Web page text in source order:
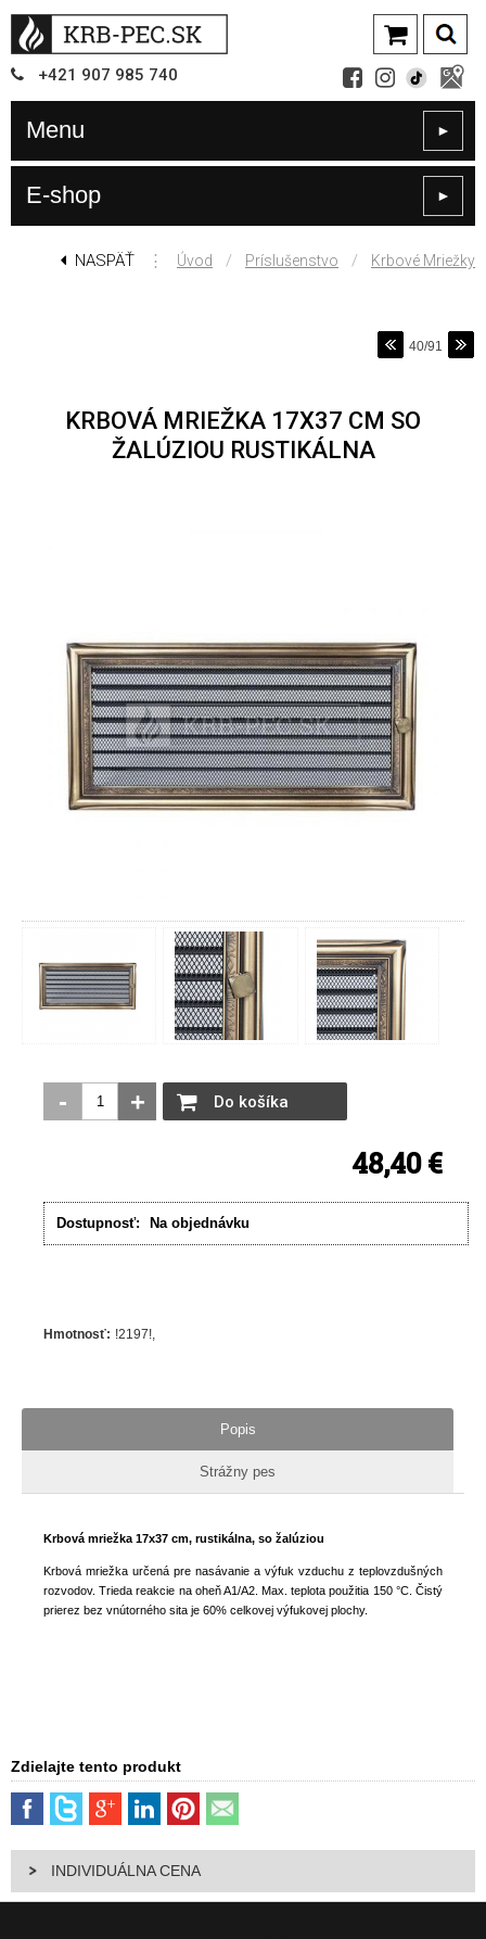
+421 907 985 740
Menu ►
E-shop ►
NASPÄŤ ⋮ Úvod / Príslušenstvo / Krbové Mriežky
40/91
KRBOVÁ MRIEŽKA 17X37 CM SO
ŽALÚZIOU RUSTIKÁLNA
- + Do košíka
48,40 €
Dostupnosť: Na objednávku
Hmotnosť: !2197!
Popis
Strážny pes
Krbová mriežka 17x37 cm, rustikálna, so žalúziou
Krbová mriežka určená pre nasávanie a výfuk vzduchu z teplovzdušných
rozvodov. Trieda reakcie na oheň A1/A2. Max. teplota použitia 150 °C. Čistý
prierez bez vnútorného sita je 60% celkovej výfukovej plochy.
Zdielajte tento produkt
INDIVIDUÁLNA CENA